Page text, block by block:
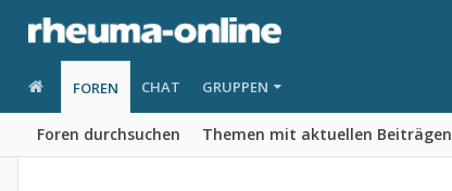
FOREN
Foren durchsuchen Themen mit aktuellen Beiträgen
CHAT GRUPPEN